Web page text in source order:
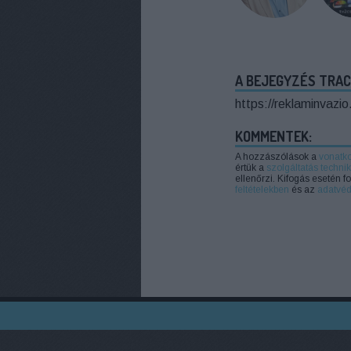
A BEJEGYZÉS
https://
KOMMENTEK:
A hozzászólások a
értük a szolgáltatás
ellenőrzi. Kifogás esetén
feltételekben és az